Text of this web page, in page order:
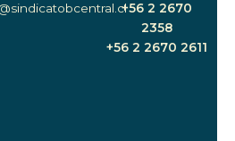
+56 2 2670
2358
+56 2 2670 2611